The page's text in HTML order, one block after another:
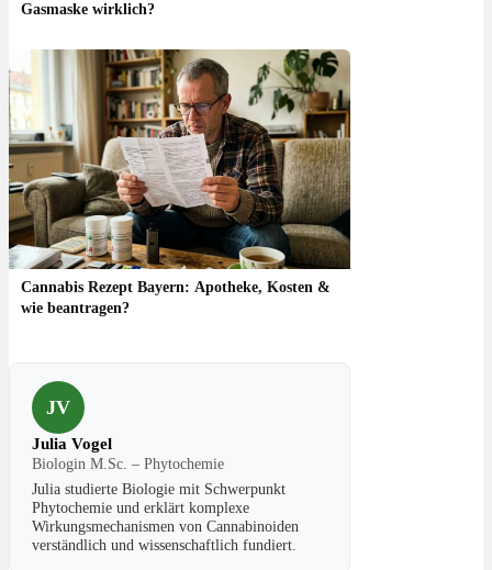
Gasmaske wirklich?
Cannabis Rezept Bayern: Apotheke, Kosten &
wie beantragen?
JV
Julia Vogel
Biologin M.Sc. – Phytochemie
Julia studierte Biologie mit Schwerpunkt
Phytochemie und erklärt komplexe
Wirkungsmechanismen von Cannabinoiden
verständlich und wissenschaftlich fundiert.